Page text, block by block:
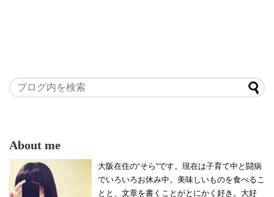
About me
大阪在住の“そら”です。現在は子育て中と闘病
でいろいろお休み中。美味しいものを食べるこ
とと、文章を書くことがとにかく好き。大好